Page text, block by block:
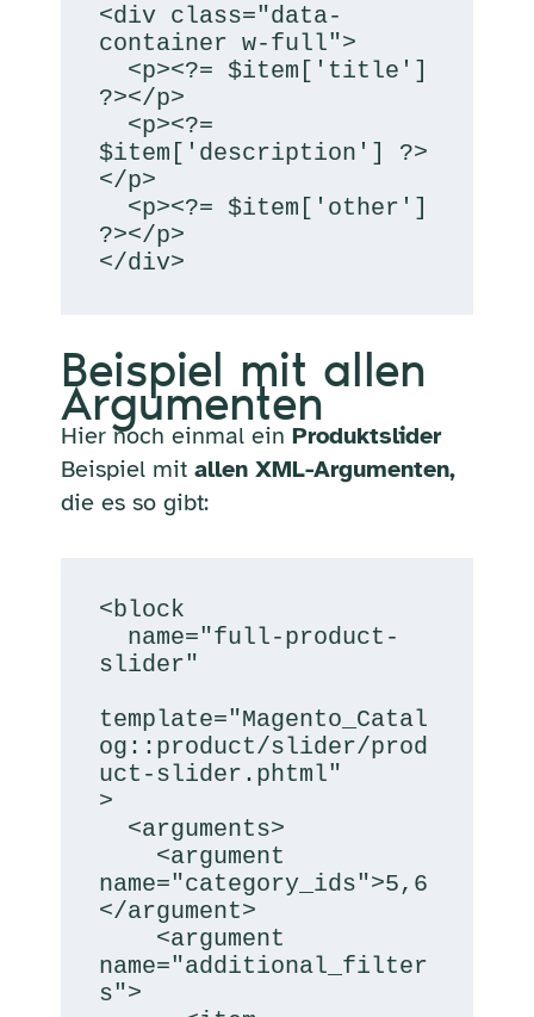
<div class="data-
container w-full">
?></p>
$item['description'] ?>
</p>
?></p>
</div>
Beispiel mit allen
Argumenten
Hier noch einmal ein Produktslider
Beispiel mitallen XML-Argumenten,
die es so gibt:
<block
slider"
template="Magento_Catal
og::product/slider/prod
uct-slider.phtml"
>
name="category_ids">5,6
</argument>
name="additional_filter
s">